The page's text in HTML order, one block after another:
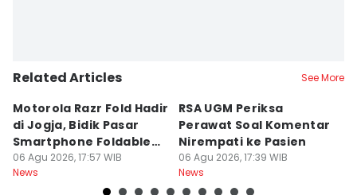
Related Articles See More
Motorola Razr Fold Hadir
di Jogja, Bidik Pasar
Smartphone Foldable
Premium
06 Agu 2026, 17:57 WIB
News
RSA UGM Periksa
Perawat Soal Komentar
Nirempati ke Pasien
06 Agu 2026, 17:39 WIB
News